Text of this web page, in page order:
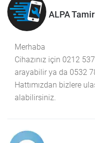
ALPA
Merhaba
Cihazınız için 0212
arayabilir ya da 0532
Hattımızdan bizlere
alabilirsiniz.